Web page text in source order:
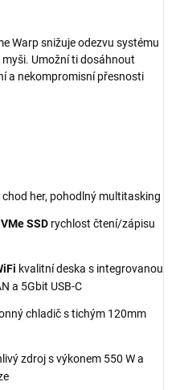
Warp snižuje odezvu systému
Umožní ti dosáhnout
a nekompromisní přesnosti
chod her, pohodlný multitasking
SSD rychlost čtení/zápisu
kvalitní deska s integrovanou
a 5Gbit USB-C
chladič s tichým 120mm
zdroj s výkonem 550 W a